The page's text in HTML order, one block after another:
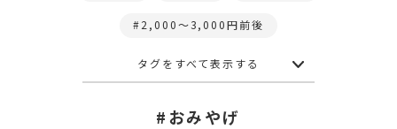
2,000〜3,000円前後
タグをすべて表示する
#おみやげ